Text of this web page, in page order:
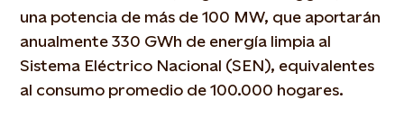
una potencia de más de 100 MW, que aportarán
anualmente 330 GWh de energía limpia al
Sistema Eléctrico Nacional (SEN), equivalentes
al consumo promedio de 100.000 hogares.